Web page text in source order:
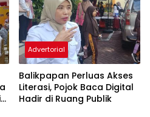
Advertorial
Balikpapan Perluas Akses
Literasi, Pojok Baca Digital
Hadir di Ruang Publik